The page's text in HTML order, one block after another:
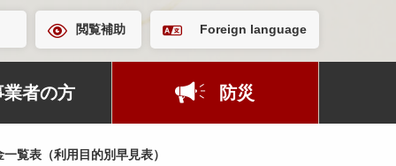
閲覧補助 Foreign language
業者の方 防災
覧表（利用目的別早見表）